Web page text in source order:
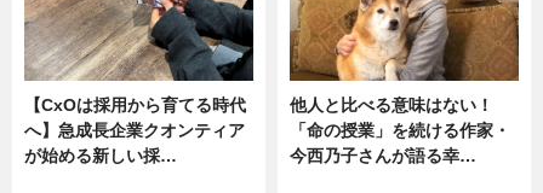
【CxOは採用から育てる時代
へ】急成長企業クオンティア
が始める新しい採…
他人と比べる意味はない！
「命の授業」を続ける作家・
今西乃子さんが語る幸…